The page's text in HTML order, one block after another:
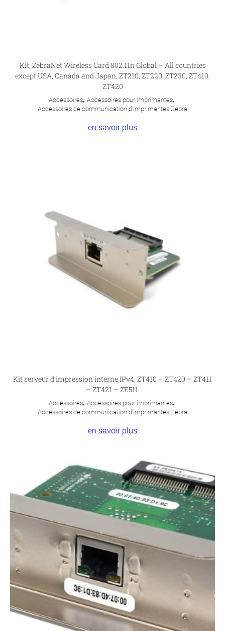
Kit, ZebraNet Wireless Card 802.11n Global – All countries
except USA, Canada and Japan, ZT210, ZT220, ZT230, ZT410,
ZT420
Accessoires, Accessoires pour imprimantes,
Accessoires de communication d'imprimantes Zebra
en savoir plus
Kit serveur d’impression interne IPv4, ZT410 – ZT420 – ZT411
– ZT421 – ZE511
Accessoires, Accessoires pour imprimantes,
Accessoires de communication d'imprimantes Zebra
en savoir plus